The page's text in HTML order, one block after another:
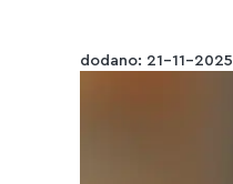
dodano: 21-11-2025